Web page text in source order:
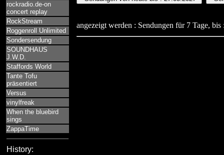
rockradio.de-on
concert replay
RockStream
Roggenroll Unlimited
Sondersendung
SOUNDHAUS
J.W.D.
Staffords World
Tante Tofu
präsentiert
Versus
vinylfreak
When the bluebird
sings
ZappaTime
History:
angezeigt werden : Sendungen für 7 Tage, bis